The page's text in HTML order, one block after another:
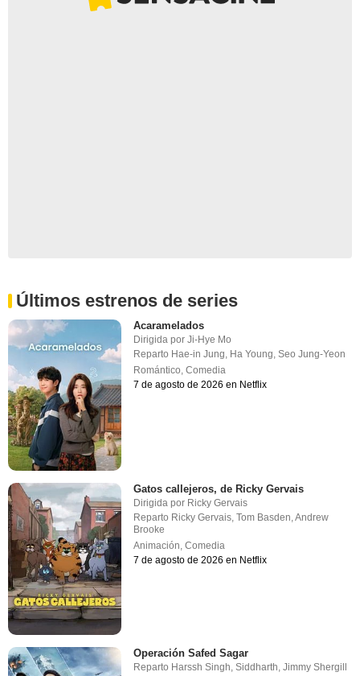
Últimos estrenos de series
Acaramelados
Dirigida porJi-Hye Mo
Reparto Hae-in Jung, Ha Young,Seo Jung-Yeon
Romántico,Comedia
7 de agosto de 2026 en Netflix
Gatos callejeros, de Ricky Gervais
Dirigida por Ricky Gervais
Reparto Ricky Gervais,Tom Basden,Andrew
Brooke
Animación,Comedia
7 de agosto de 2026 en Netflix
Operación Safed Sagar
Reparto Harssh Singh ,Siddharth ,Jimmy Shergill